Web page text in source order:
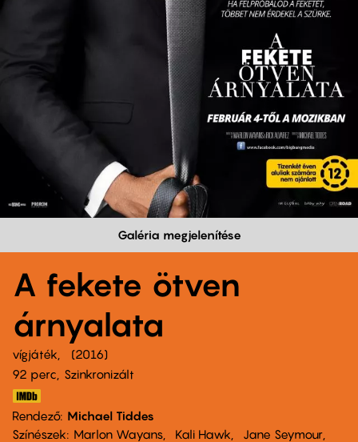
Galéria megjelenítése
A fekete ötven
árnyalata
vígjáték
2016
92 perc,
Szinkronizált
Rendező Michael Tiddes
Színészek
Marlon Wayans Kali Hawk
Jane Seymour